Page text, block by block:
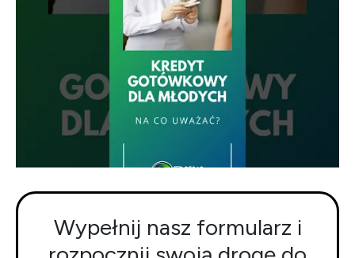
Wypełnij nasz formularz i